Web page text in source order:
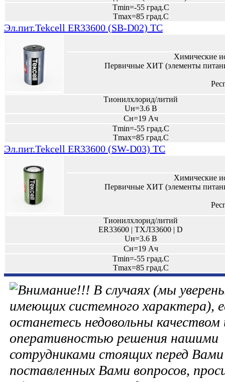
Tmin=-55 град.С
Tmax=85 град.С
Эл.пит.Tekcell ER33600 (SB-D02) TC
Химические
Первичные ХИТ (элементы
Тионилхлорид/литий
Uн=3.6 В
Сн=19 Ач
Tmin=-55 град.С
Tmax=85 град.С
Эл.пит.Tekcell ER33600 (SW-D03) TC
Химические
Первичные ХИТ (элементы
Тионилхлорид/литий
ER33600 | ТХЛ33600 | D
Uн=3.6 В
Сн=19 Ач
Tmin=-55 град.С
Tmax=85 град.С
В случаях (мы
имеющих системного характера),
останетесь недовольны качеством
оперативностью решения нашими
сотрудниками стоящих перед Вами
поставленных Вами вопросов,